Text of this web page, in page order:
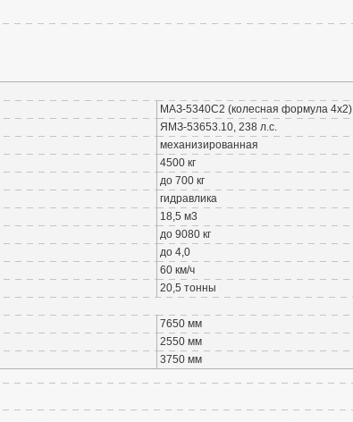
МАЗ-5340C2 (колесная формула 4х2)
ЯМЗ-53653.10, 238 л.с.
механизированная
4500 кг
до 700 кг
гидравлика
18,5 м3
до 9080 кг
до 4,0
60 км/ч
20,5 тонны
7650 мм
2550 мм
3750 мм